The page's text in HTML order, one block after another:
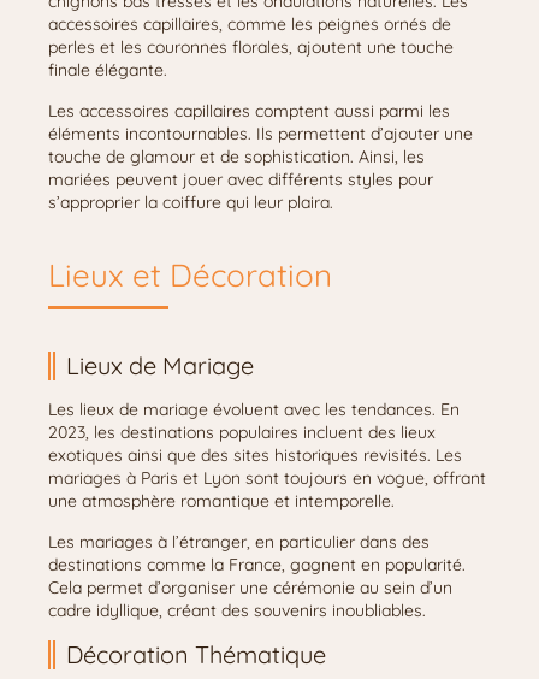
accessoires capillaires, comme les peignes ornés de
perles et les couronnes florales, ajoutent une touche
finale élégante.
Les accessoires capillaires comptent aussi parmi les
éléments incontournables. Ils permettent d’ajouter une
touche de glamour et de sophistication. Ainsi, les
mariées peuvent jouer avec différents styles pour
s’approprier la coiffure qui leur plaira.
Lieux et Décoration
Lieux de Mariage
Les lieux de mariage évoluent avec les tendances. En
2023, les destinations populaires incluent des lieux
exotiques ainsi que des sites historiques revisités. Les
mariages à Paris et Lyon sont toujours en vogue, offrant
une atmosphère romantique et intemporelle.
Les mariages à l’étranger, en particulier dans des
destinations comme la France, gagnent en popularité.
Cela permet d’organiser une cérémonie au sein d’un
cadre idyllique, créant des souvenirs inoubliables.
Décoration Thématique